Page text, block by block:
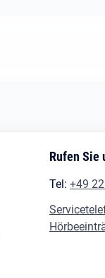
Rufen Sie
Tel: +49